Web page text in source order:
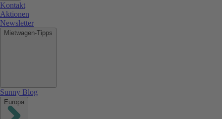
Kontakt
Aktionen
Newsletter
Mietwagen-Tipps
Sunny Blog
Europa